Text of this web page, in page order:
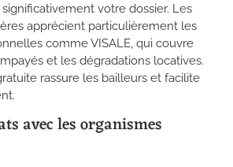
votre dossier. Les
apprécient particulièrement les
comme VISALE, qui couvre
et les dégradations locatives.
rassure les bailleurs et facilite
avec les organismes